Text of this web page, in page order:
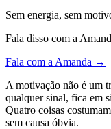
Sem energia, sem
Fala disso com a
Fala com a Amanda →
A motivação não é um
qualquer sinal, fica em
Quatro coisas
sem causa óbvia.